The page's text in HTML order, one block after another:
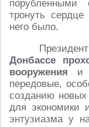
порубленными
тронуть
него было.
Донбассе
вооружения и
передовые,
созданию новых
для экономики
энтузиазма у